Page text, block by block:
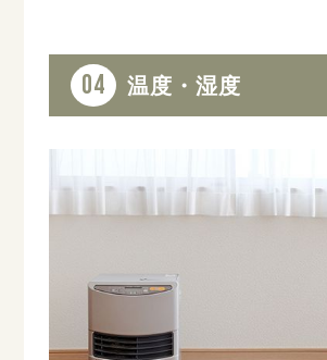
04 温度・湿度